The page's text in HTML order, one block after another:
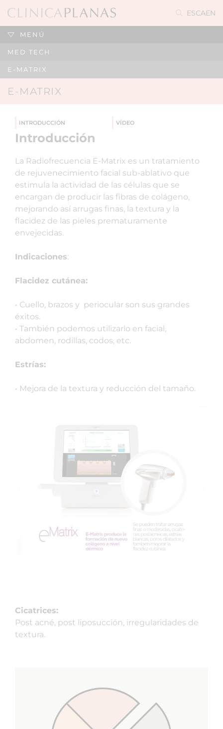
ESCAEN
MENÚ
MED TECH
E-MATRIX
E-MATRIX
INTRODUCCIÓN VÍDEO
Introducción
La Radiofrecuencia E-Matrix es un tratamiento
de rejuvenecimiento facial sub-ablativo que
estimula la actividad de las células que se
encargan de producir las fibras de colágeno,
mejorando así arrugas finas, la textura y la
flacidez de las pieles prematuramente
envejecidas.
Indicaciones:
Flacidez cutánea:
• Cuello, brazos y periocular son sus grandes
éxitos.
• También podemos utilizarlo en facial,
abdomen, rodillas, codos, etc.
Estrías:
• Mejora de la textura y reducción del tamaño.
Cicatrices:
Post acné, post liposucción, irregularidades de
textura.